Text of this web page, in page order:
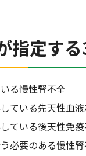
指定す
る慢性腎不全
ている先天性血
ている後天性免
必要のある慢性